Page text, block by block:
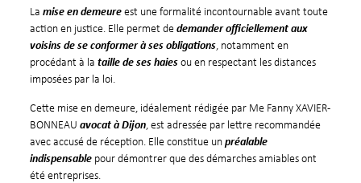
La mise en demeureest une formalité incontournable avant toute
action en justice. Elle permet de demander officiellement aux
voisins de se conformer à ses obligations, notamment en
procédant à la taille de ses haiesou en respectant les distances
imposées par la loi.
Cette mise en demeure, idéalement rédigée par Me Fanny XAVIER-
BONNEAU avocat à Dijon, est adressée par lettre recommandée
avec accusé de réception. Elle constitue un préalable
indispensablepour démontrer que des démarches amiables ont
été entreprises.